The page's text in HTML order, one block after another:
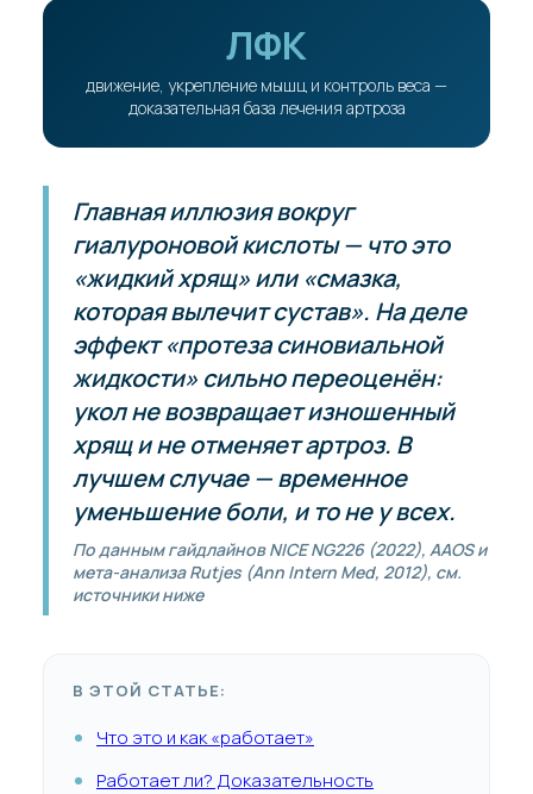
ЛФК
движение, укрепление мышц и контроль веса —
доказательная база лечения артроза
Главная иллюзия вокруг
гиалуроновой кислоты — что это
«жидкий хрящ» или «смазка,
которая вылечит сустав». На деле
эффект «протеза синовиальной
жидкости» сильно переоценён:
укол не возвращает изношенный
хрящ и не отменяет артроз. В
лучшем случае — временное
уменьшение боли, и то не у всех.
По данным гайдлайнов NICE NG226 (2022), AAOS и
мета-анализа Rutjes (Ann Intern Med, 2012), см.
источники ниже
В ЭТОЙ СТАТЬЕ:
Что это и как «работает»
Работает ли? Доказательность